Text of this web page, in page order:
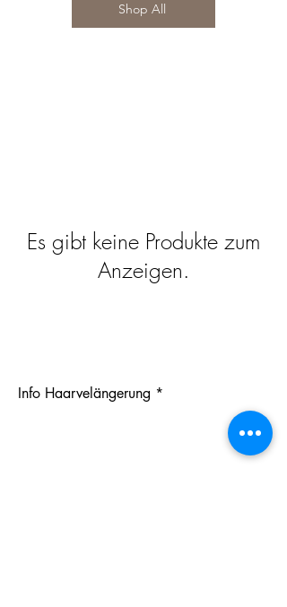
Shop All
Es gibt keine Produkte zum
Anzeigen.
Info Haarvelängerung